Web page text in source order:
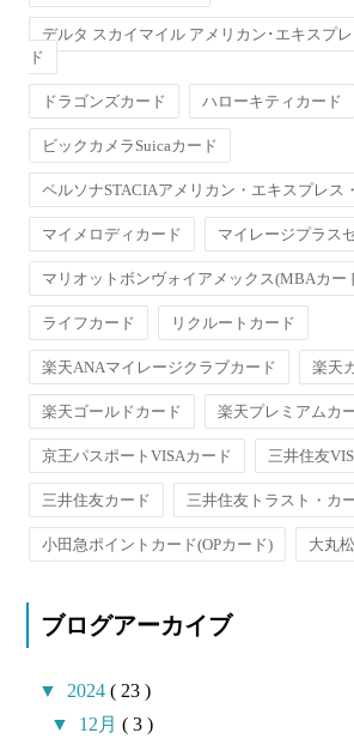
デルタ スカイマイル アメリカン･エキスプ
ド
ドラゴンズカード ハローキティカード
ビックカメラSuicaカード
ペルソナSTACIAアメリカン・エキスプレス
マイメロディカード マイレージプラス
マリオットボンヴォイアメックス(MBAカー
ライフカード リクルートカード
楽天ANAマイレージクラブカード 楽天
楽天ゴールドカード 楽天プレミアムカ
京王パスポートVISAカード 三井住友
三井住友カード 三井住友トラスト・カ
小田急ポイントカード(OPカード) 大丸
ブログアーカイブ
▼ 2024( 23 )
▼ 12月( 3 )